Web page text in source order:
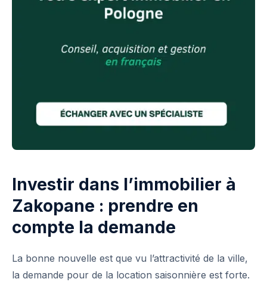
Investir dans l’immobilier à
Zakopane : prendre en
compte la demande
La bonne nouvelle est que vu l’attractivité de la ville,
la demande pour de la location saisonnière est forte.